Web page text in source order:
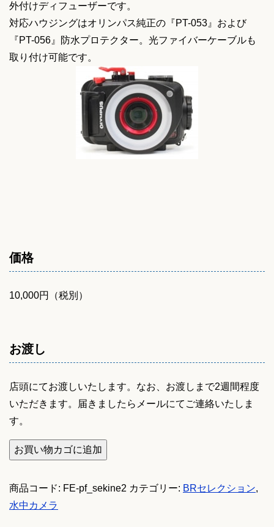
外付けディフューザーです。
対応ハウジングはオリンパス純正の『PT-053』および
『PT-056』防水プロテクター。光ファイバーケーブルも
取り付け可能です。
価格
10,000円（税別）
お渡し
店頭にてお渡しいたします。なお、お渡しまで2週間程度
いただきます。届きましたらメールにてご連絡いたしま
す。
TG
リ
ー
お買い物カゴに追加
商品コード: FE-pf_sekine2 カテゴリー: BRセレクション,
水中カメラ